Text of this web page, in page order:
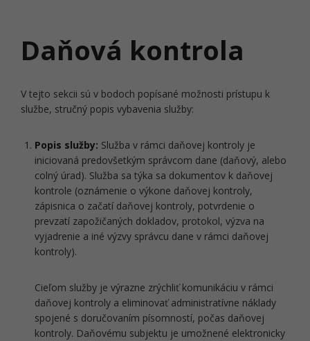
Daňová kontrola
V tejto sekcii sú v bodoch popísané možnosti prístupu k
službe, stručný popis vybavenia služby:
Popis služby: Služba v rámci daňovej kontroly je
iniciovaná predovšetkým správcom dane (daňový, alebo
colný úrad). Služba sa týka sa dokumentov k daňovej
kontrole (oznámenie o výkone daňovej kontroly,
zápisnica o začatí daňovej kontroly, potvrdenie o
prevzatí zapožičaných dokladov, protokol, výzva na
vyjadrenie a iné výzvy správcu dane v rámci daňovej
kontroly).
Cieľom služby je výrazne zrýchliť komunikáciu v rámci
daňovej kontroly a eliminovať administratívne náklady
spojené s doručovaním písomností, počas daňovej
kontroly. Daňovému subjektu je umožnené elektronicky